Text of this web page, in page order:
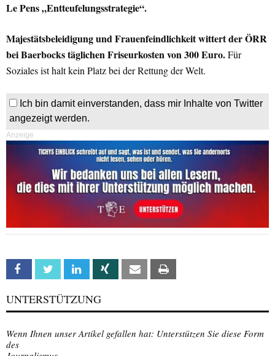
Le Pens „Entteufelungsstrategie“.
Majestätsbeleidigung und Frauenfeindlichkeit wittert der ÖRR
bei Baerbocks täglichen Friseurkosten von 300 Euro.Für
Soziales ist halt kein Platz bei der Rettung der Welt.
Ich bin damit einverstanden, dass mir Inhalte von Twitter
angezeigt werden.
Anzeige
Facebook Twitter Linkedin Xing Email
UNTERSTÜTZUNG
Wenn Ihnen unser Artikel gefallen hat: Unterstützen Sie diese Form
des